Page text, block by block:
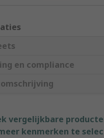
en compliance
vergelijkbare
kenmerken te